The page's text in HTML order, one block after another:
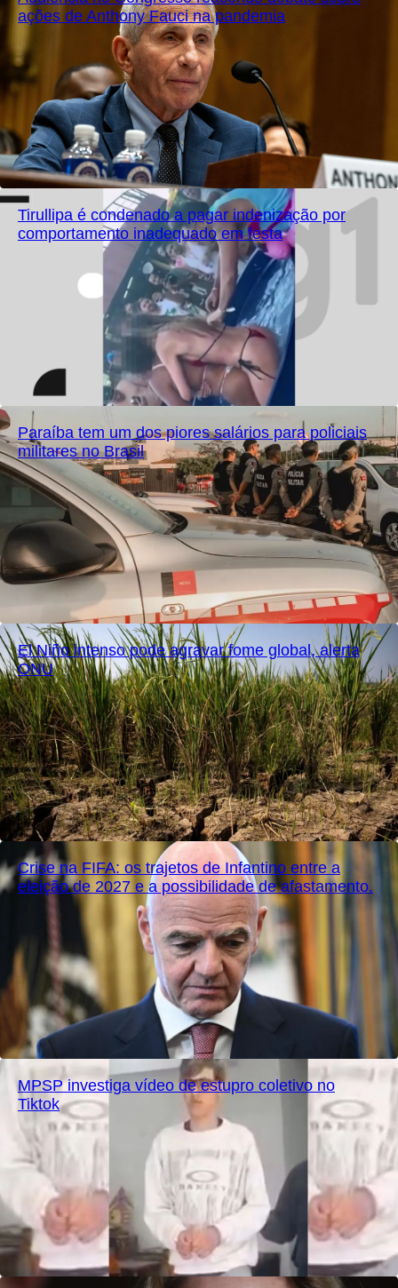
ações de Anthony Fauci na pandemia
Tirullipa é condenado a pagar indenização por
comportamento inadequado em festa
Paraíba tem um dos piores salários para policiais
militares no Brasil
El Niño intenso pode agravar fome global, alerta
ONU
Crise na FIFA: os trajetos de Infantino entre a
eleição de 2027 e a possibilidade de afastamento.
MPSP investiga vídeo de estupro coletivo no
Tiktok